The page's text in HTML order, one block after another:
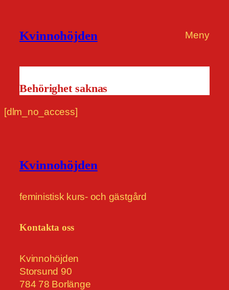
Kvinnohöjden Meny
Behörighet saknas
[dlm_no_access]
Kvinnohöjden
feministisk kurs- och gästgård
Kontakta oss
Kvinnohöjden
Storsund 90
784 78 Borlänge